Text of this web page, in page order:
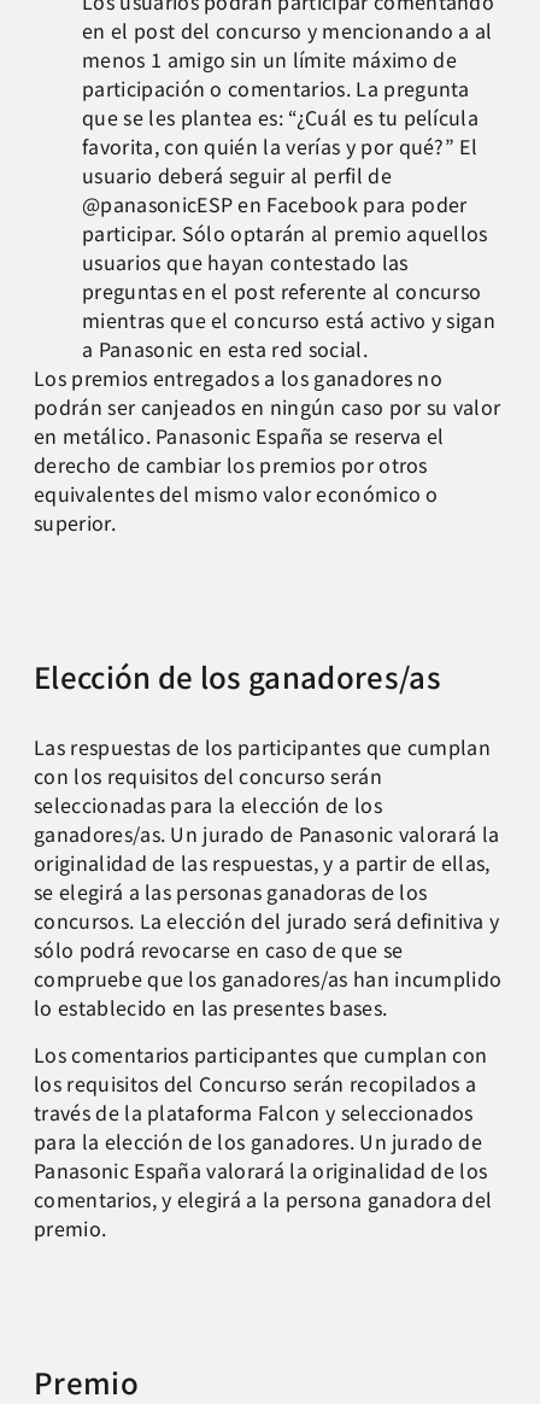
en el post del concurso y mencionando a al
menos 1 amigo sin un límite máximo de
participación o comentarios. La pregunta
que se les plantea es: “¿Cuál es tu película
favorita, con quién la verías y por qué?” El
usuario deberá seguir al perfil de
@panasonicESP en Facebook para poder
participar. Sólo optarán al premio aquellos
usuarios que hayan contestado las
preguntas en el post referente al concurso
mientras que el concurso está activo y sigan
a Panasonic en esta red social.
Los premios entregados a los ganadores no
podrán ser canjeados en ningún caso por su valor
en metálico. Panasonic España se reserva el
derecho de cambiar los premios por otros
equivalentes del mismo valor económico o
superior.
Elección de los ganadores/as
Las respuestas de los participantes que cumplan
con los requisitos del concurso serán
seleccionadas para la elección de los
ganadores/as. Un jurado de Panasonic valorará la
originalidad de las respuestas, y a partir de ellas,
se elegirá a las personas ganadoras de los
concursos. La elección del jurado será definitiva y
sólo podrá revocarse en caso de que se
compruebe que los ganadores/as han incumplido
lo establecido en las presentes bases.
Los comentarios participantes que cumplan con
los requisitos del Concurso serán recopilados a
través de la plataforma Falcon y seleccionados
para la elección de los ganadores. Un jurado de
Panasonic España valorará la originalidad de los
comentarios, y elegirá a la persona ganadora del
premio.
Premio